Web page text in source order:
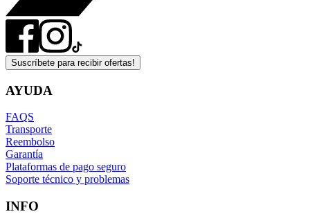
Suscríbete para recibir ofertas!
AYUDA
FAQS
Transporte
Reembolso
Garantía
Plataformas de pago seguro
Soporte técnico y problemas
INFO